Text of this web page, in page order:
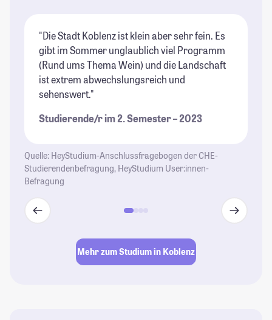
"Die Stadt Koblenz ist klein aber sehr fein. Es
gibt im Sommer unglaublich viel Programm
(Rund ums Thema Wein) und die Landschaft
ist extrem abwechslungsreich und
sehenswert."
Studierende/r im 2. Semester – 2023
Quelle: HeyStudium-Anschlussfragebogen der CHE-
Studierendenbefragung, HeyStudium User:innen-
Befragung
Mehr zum Studium in Koblenz